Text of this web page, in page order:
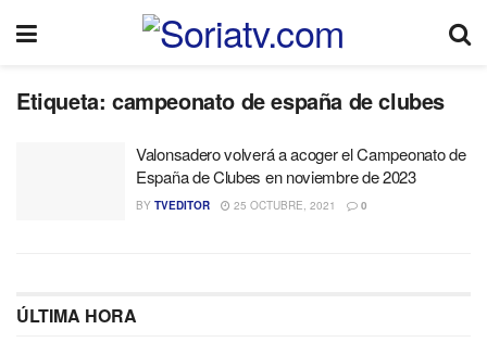
Etiqueta: campeonato de españa de clubes
Valonsadero volverá a acoger el Campeonato de
España de Clubes en noviembre de 2023
BY TVEDITOR 25 OCTUBRE, 2021 0
ÚLTIMA HORA